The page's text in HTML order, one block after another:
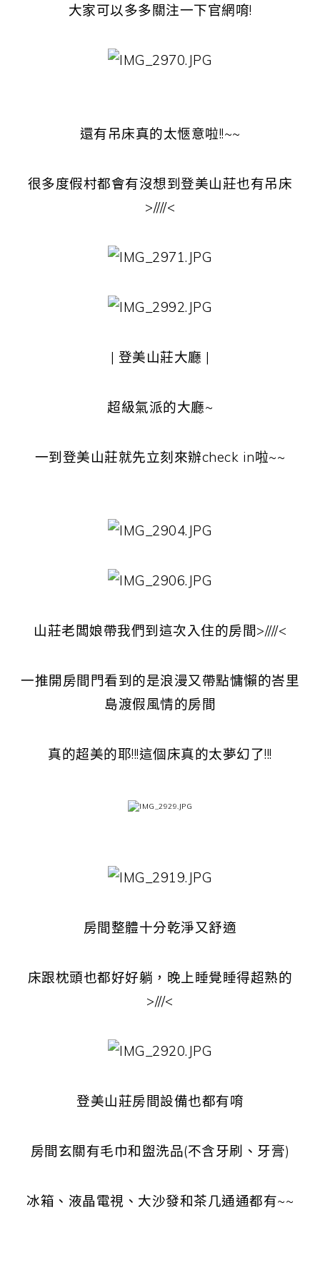
大家可以多多關注一下官網唷!
還有吊床真的太愜意啦!!~~
很多度假村都會有沒想到登美山莊也有吊床
>////<
| 登美山莊大廳 |
超級氣派的大廳~
一到登美山莊就先立刻來辦check in啦~~
山莊老闆娘帶我們到這次入住的房間>////<
一推開房間門看到的是浪漫又帶點慵懶的峇里
島渡假風情的房間
真的超美的耶!!!這個床真的太夢幻了!!!
房間整體十分乾淨又舒適
床跟枕頭也都好好躺，晚上睡覺睡得超熟的
>///<
登美山莊房間設備也都有唷
房間玄關有毛巾和盥洗品(不含牙刷、牙膏)
冰箱、液晶電視、大沙發和茶几通通都有~~